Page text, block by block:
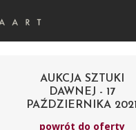
AUKCJA SZTUKI
DAWNEJ - 17
PAŹDZIERNIKA 2021
powrót do oferty